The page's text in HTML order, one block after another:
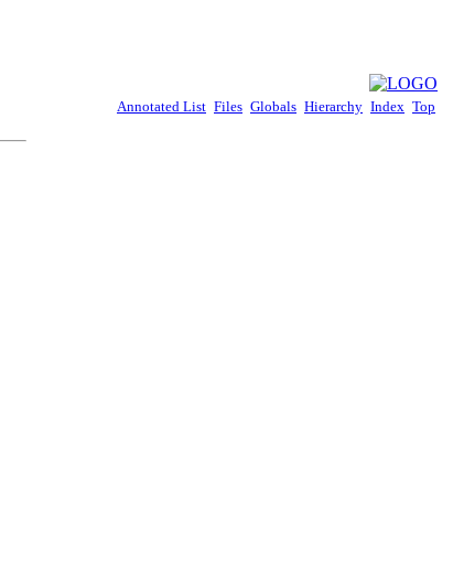
Annotated List Files Globals Hierarchy Index Top